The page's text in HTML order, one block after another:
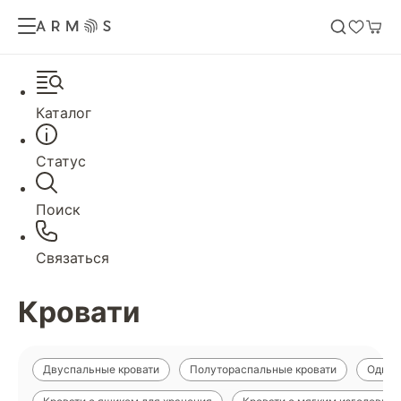
Каталог
Статус
Поиск
Связаться
Кровати
Двуспальные кровати Полутораспальные кровати